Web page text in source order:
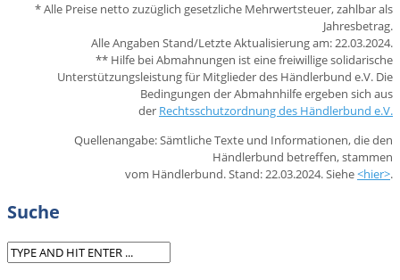
* Alle Preise netto zuzüglich gesetzliche Mehrwertsteuer, zahlbar als
Jahresbetrag.
Alle Angaben Stand/Letzte Aktualisierung am: 22.03.2024.
** Hilfe bei Abmahnungen ist eine freiwillige solidarische
Unterstützungsleistung für Mitglieder des Händlerbund e.V. Die
Bedingungen der Abmahnhilfe ergeben sich aus
der Rechtsschutzordnung des Händlerbund e.V.
Quellenangabe: Sämtliche Texte und Informationen, die den
Händlerbund betreffen, stammen
vom Händlerbund. Stand: 22.03.2024. Siehe<hier>.
Suche